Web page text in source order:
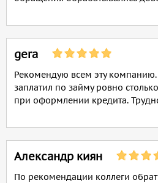
gera
Рекомендую всем эту
заплатил по займу ровно
при оформлении кредита.
Александр киян
По рекомендации коллеги